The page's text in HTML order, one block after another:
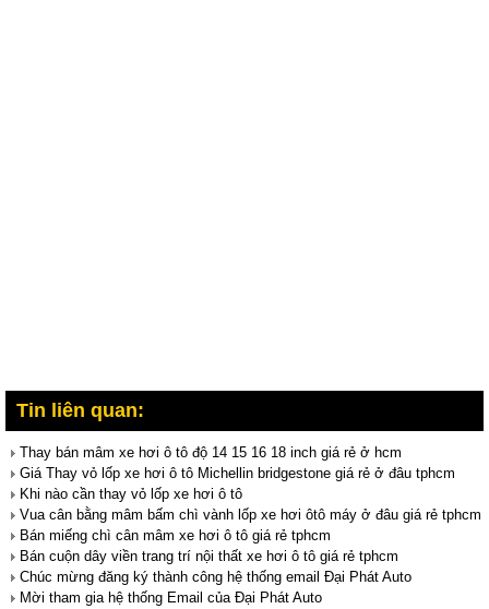
Tin liên quan:
Thay bán mâm xe hơi ô tô độ 14 15 16 18 inch giá rẻ ở hcm
Giá Thay vỏ lốp xe hơi ô tô Michellin bridgestone giá rẻ ở đâu tphcm
Khi nào cần thay vỏ lốp xe hơi ô tô
Vua cân bằng mâm bấm chì vành lốp xe hơi ôtô máy ở đâu giá rẻ tphcm
Bán miếng chì cân mâm xe hơi ô tô giá rẻ tphcm
Bán cuộn dây viền trang trí nội thất xe hơi ô tô giá rẻ tphcm
Chúc mừng đăng ký thành công hệ thống email Đại Phát Auto
Mời tham gia hệ thống Email của Đại Phát Auto